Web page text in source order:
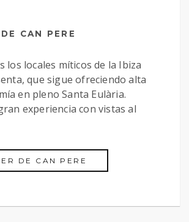
CAN PERE
los locales míticos de la Ibiza
que sigue ofreciendo alta
en pleno Santa Eulària.
experiencia con vistas al
DE CAN PERE